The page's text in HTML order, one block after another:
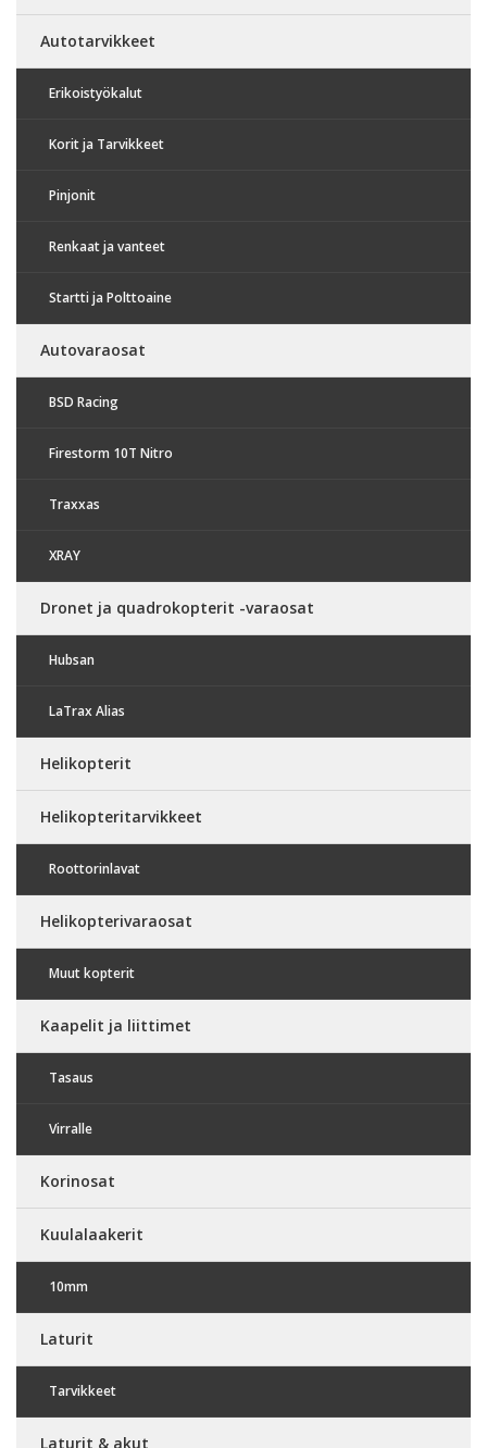
Autotarvikkeet
Erikoistyökalut
Korit ja Tarvikkeet
Pinjonit
Renkaat ja vanteet
Startti ja Polttoaine
Autovaraosat
BSD Racing
Firestorm 10T Nitro
Traxxas
XRAY
Dronet ja quadrokopterit -varaosat
Hubsan
LaTrax Alias
Helikopterit
Helikopteritarvikkeet
Roottorinlavat
Helikopterivaraosat
Muut kopterit
Kaapelit ja liittimet
Tasaus
Virralle
Korinosat
Kuulalaakerit
10mm
Laturit
Tarvikkeet
Laturit & akut